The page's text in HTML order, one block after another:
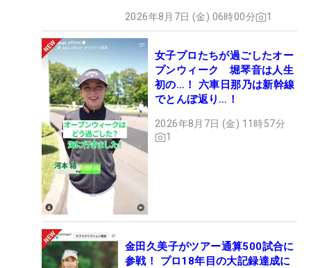
2026年8月7日 (金) 06時00分 1
女子プロたちが過ごしたオー
プンウィーク 堀琴音は人生
初の…！ 六車日那乃は新幹線
でとんぼ返り…！
2026年8月7日 (金) 11時57分
1
金田久美子がツアー通算500試合に
参戦！ プロ18年目の大記録達成に